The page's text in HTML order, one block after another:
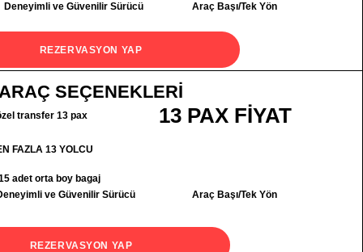
Deneyimli ve Güvenilir Sürücü
Araç Başı/Tek Yön
REZERVASYON YAP
SEÇENEKLERİ
transfer 13 pax 13 PAX FİYAT
FAZLA 13 YOLCU
adet orta boy bagaj
ve Güvenilir Sürücü
Araç Başı/Tek Yön
REZERVASYON YAP